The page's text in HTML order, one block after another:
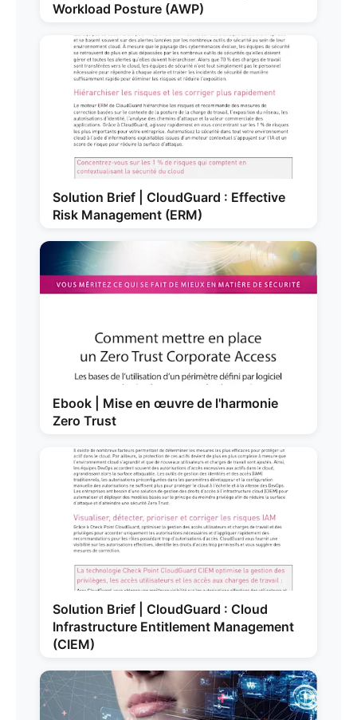
Workload Posture (AWP)
Solution Brief | CloudGuard : Effective
Risk Management (ERM)
Ebook | Mise en œuvre de l'harmonie
Zero Trust
Solution Brief | CloudGuard : Cloud
Infrastructure Entitlement Management
(CIEM)